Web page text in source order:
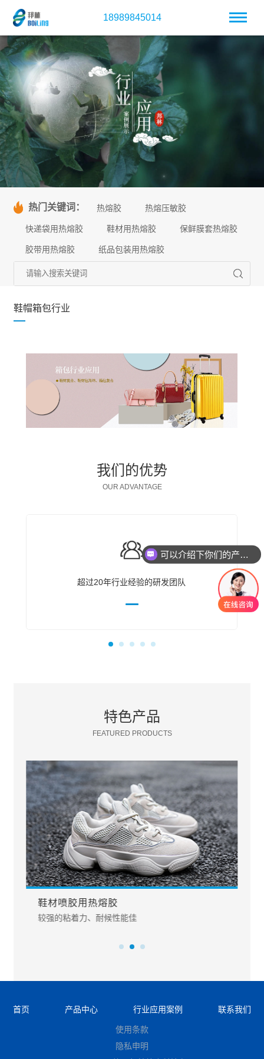
18989845014
热门关键词： 热熔胶 热熔压敏胶
快递袋用热熔胶 鞋材用热熔胶 保鲜膜套热熔胶
胶带用热熔胶 纸品包装用热熔胶
鞋帽箱包行业
我们的优势
OUR ADVANTAGE
超过20年行业经验的研发团队
特色产品
FEATURED PRODUCTS
鞋材喷胶用热熔胶
较强的粘着力、耐候性能佳
首页 产品中心 行业应用案例 联系我们
使用条款
隐私申明